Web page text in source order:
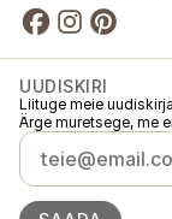
UUDISKIRI
Liituge meie
Ärge muretsege, me